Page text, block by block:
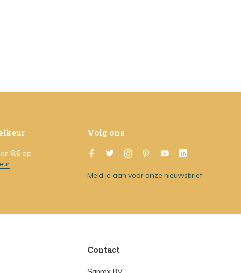
8.6 op
Volg ons
Meld je aan voor onze nieuwsbrief
Contact